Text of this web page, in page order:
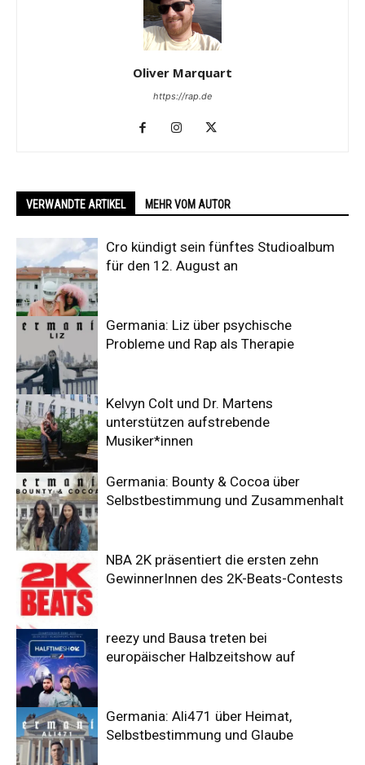
Oliver Marquart
https://rap.de
VERWANDTE ARTIKEL MEHR VOM AUTOR
Cro kündigt sein fünftes Studioalbum
für den 12. August an
Germania: Liz über psychische
Probleme und Rap als Therapie
Kelvyn Colt und Dr. Martens
unterstützen aufstrebende
Musiker*innen
Germania: Bounty & Cocoa über
Selbstbestimmung und Zusammenhalt
NBA 2K präsentiert die ersten zehn
GewinnerInnen des 2K-Beats-Contests
reezy und Bausa treten bei
europäischer Halbzeitshow auf
Germania: Ali471 über Heimat,
Selbstbestimmung und Glaube